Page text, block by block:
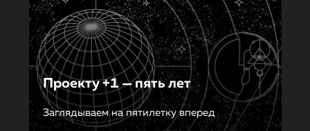
Проекту +1 — пять лет
Заглядываем на пятилетку вперед